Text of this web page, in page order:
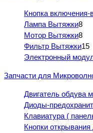
Кнопка
Лампа Вытяжки8
Мотор Вытяжки8
Фильтр Вытяжки15
Электронный
Запчасти для
Двигатель обдува
Диоды-
Клавиатура (
Кнопки открывания